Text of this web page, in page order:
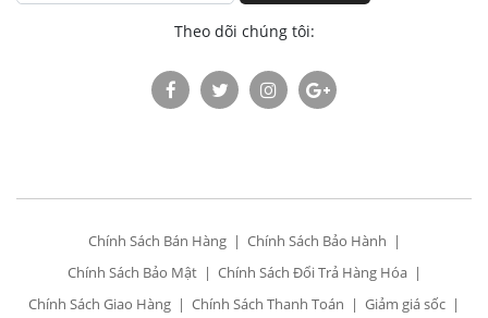
Theo dõi chúng tôi:
Chính Sách Bán Hàng
Chính Sách Bảo Hành
Chính Sách Bảo Mật
Chính Sách Đổi Trả Hàng Hóa
Chính Sách Giao Hàng
Chính Sách Thanh Toán Giảm giá sốc